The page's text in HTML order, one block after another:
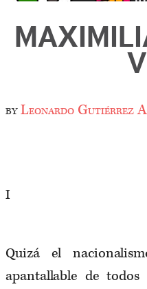
byLeonardo Gutiérrez
I
Quizá el
apantallable de